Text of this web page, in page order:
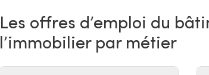
Les offres d’emploi du
l’immobilier par métier